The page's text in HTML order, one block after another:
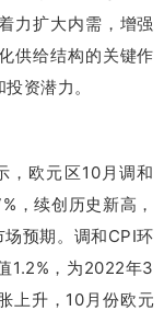
力扩大内需，增强
供给结构的关键作
资潜力。
，欧元区10月调和
，续创历史新高，
预期。调和CPI环
1.2%，为2022年3
上升，10月份欧元